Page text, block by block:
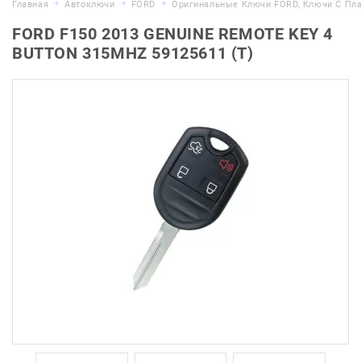
Главная Автоключи FORD Оригинальные Ключи FORD, Ключи С
FORD F150 2013 GENUINE REMOTE KEY 4
BUTTON 315MHZ 59125611 (T)